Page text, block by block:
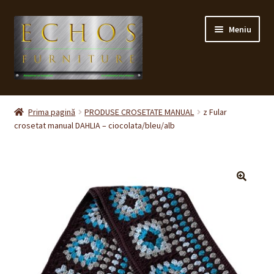
Sari
navigare
Sari
conținut
Meniu
Prima pagină
CONTACT
Cum cumpăr ?
Despre noi
Prima pagină PRODUSE CROSETATE MANUAL
z Fular
crosetat manual DAHLIA – ciocolata/bleu/alb